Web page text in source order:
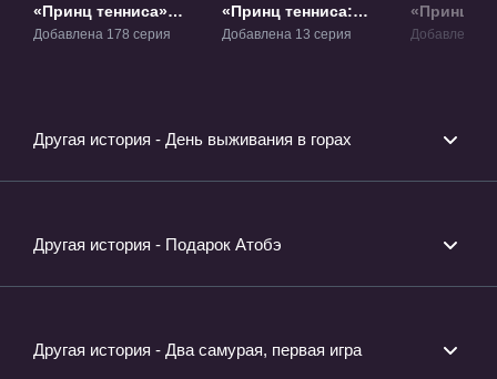
«Принц тенниса»
ТВ-1
Добавлена 178 серия
«Принц тенниса:
Национальный
Добавлена 13 серия
«Принц
Добавлена 6
Другая история - День выживания в горах
Другая история - Подарок Атобэ
Другая история - Два самурая, первая игра